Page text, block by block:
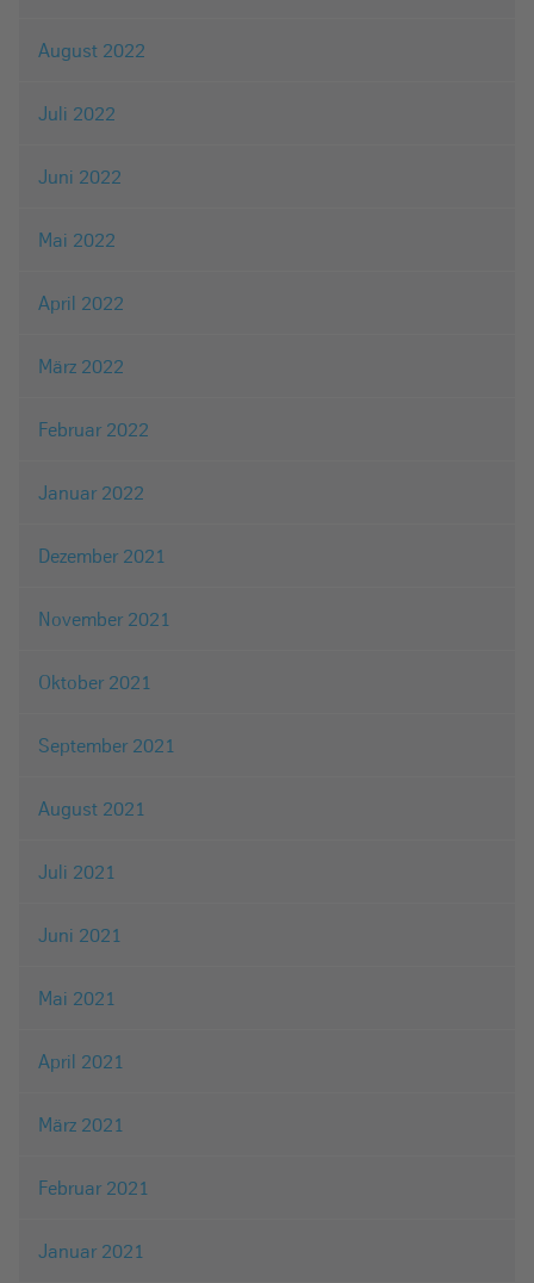
August 2022
Juli 2022
Juni 2022
Mai 2022
April 2022
März 2022
Februar 2022
Januar 2022
Dezember 2021
November 2021
Oktober 2021
September 2021
August 2021
Juli 2021
Juni 2021
Mai 2021
April 2021
März 2021
Februar 2021
Januar 2021